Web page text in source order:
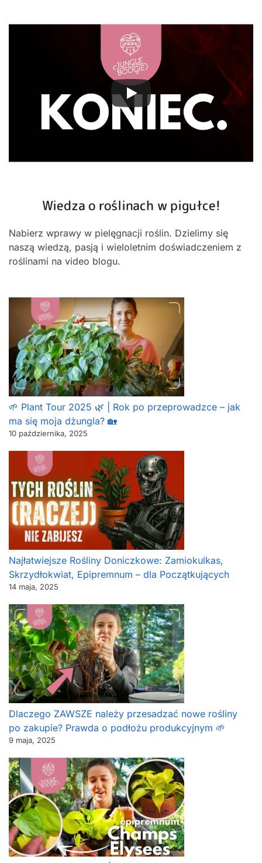
Wiedza o roślinach w pigułce!
Nabierz wprawy w pielęgnacji roślin. Dzielimy się
naszą wiedzą, pasją i wieloletnim doświadczeniem z
roślinami na video blogu.
🌱 Plant Tour 2025 🌿 | Rok po przeprowadzce – jak
ma się moja dżungla? 🏡
10 października, 2025
Najłatwiejsze Rośliny Doniczkowe: Zamiokulkas,
Skrzydłokwiat, Epipremnum – dla Początkujących
14 maja, 2025
Dlaczego ZAWSZE należy przesadzać nowe rośliny
po zakupie? Prawda o podłożu produkcyjnym 🌱
9 maja, 2025